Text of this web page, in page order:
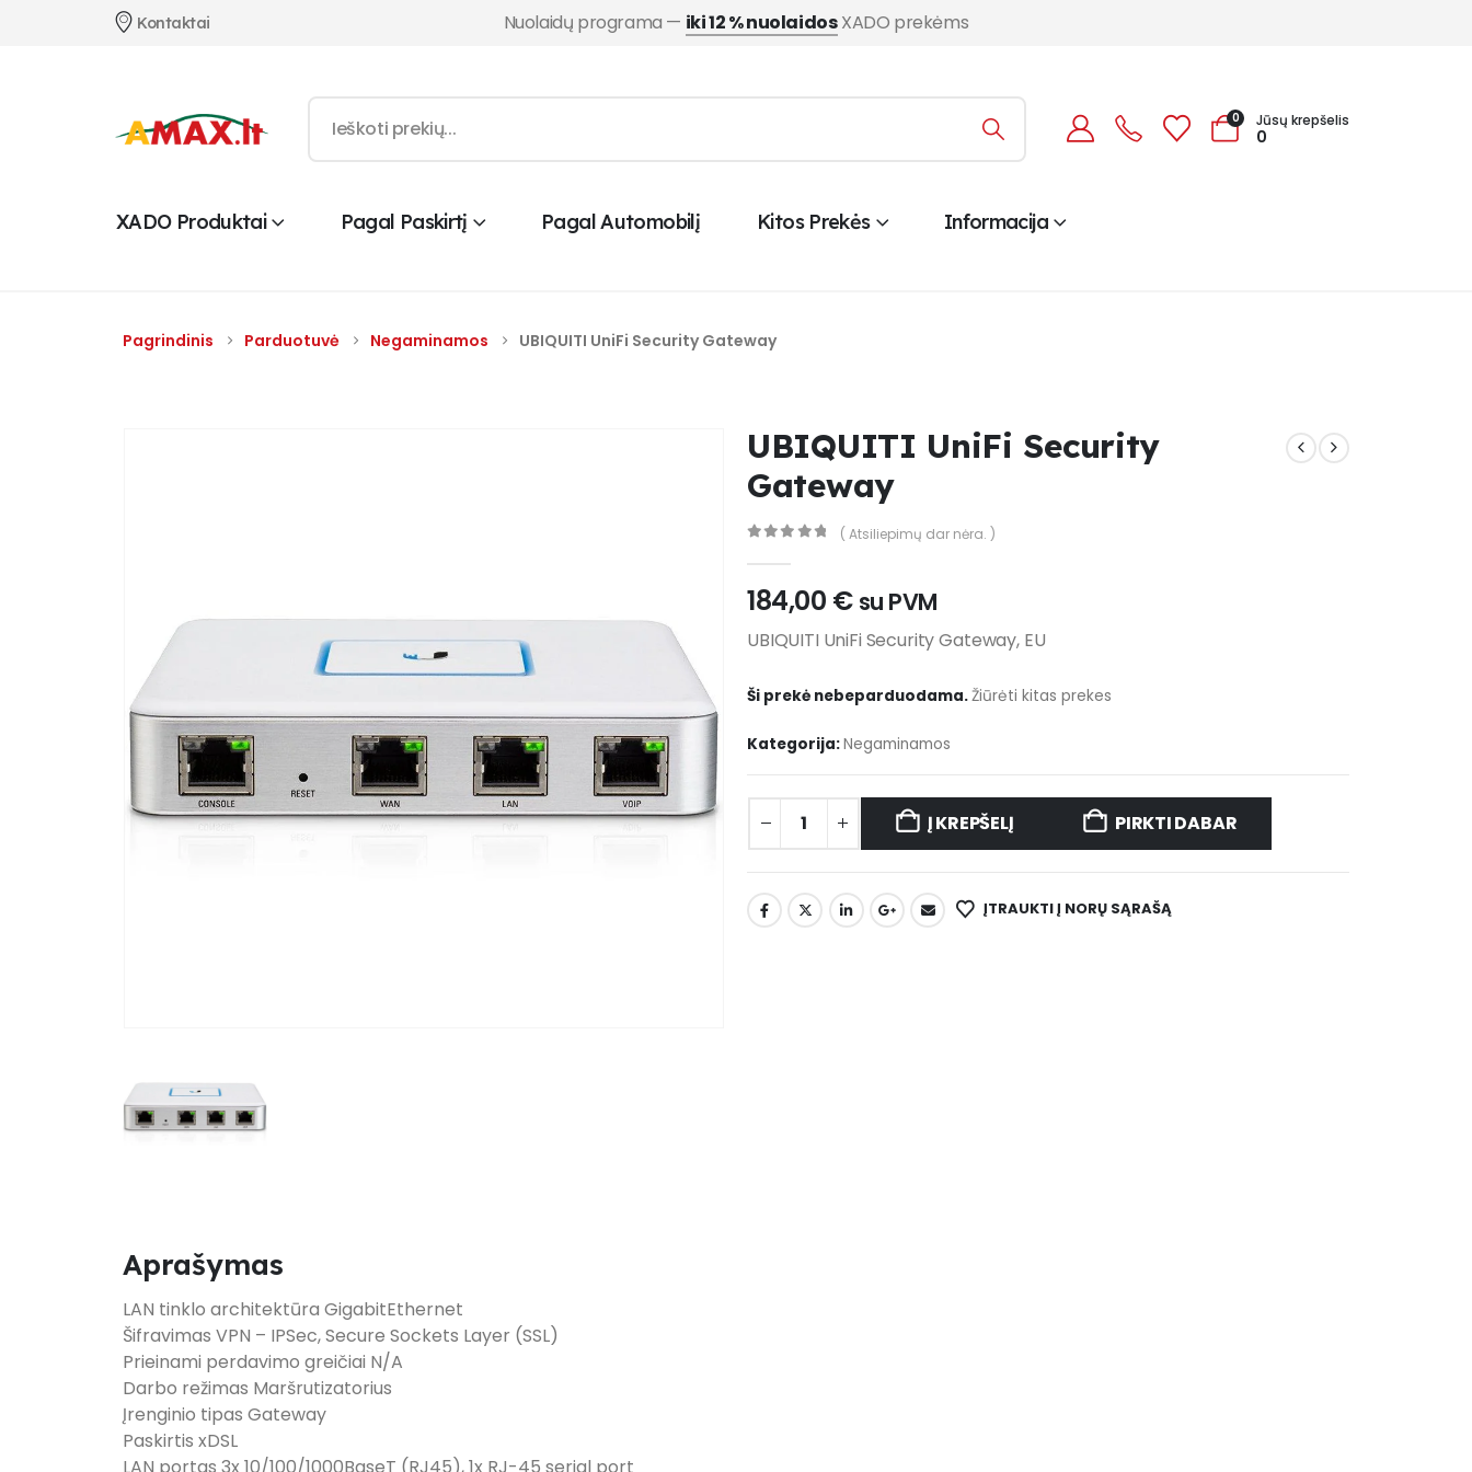
Kontaktai Nuolaidų programa — iki 12 % nuolaidosXADO prekėms
0 Jūsų krepšelis
0
XADO Produktai Pagal Paskirtį Pagal Automobilį Kitos Prekės Informacija
Pagrindinis Parduotuvė Negaminamos UBIQUITI UniFi Security Gateway
UBIQUITI UniFi Security
Gateway
( Atsiliepimų dar nėra. )
184,00 € su PVM
UBIQUITI UniFi Security Gateway, EU
Ši prekė nebeparduodama.Žiūrėti kitas prekes
Kategorija:Negaminamos
Į KREPŠELĮ PIRKTI DABAR
ĮTRAUKTI Į NORŲ SĄRAŠĄ
Aprašymas
LAN tinklo architektūra GigabitEthernet
Šifravimas VPN – IPSec, Secure Sockets Layer (SSL)
Prieinami perdavimo greičiai N/A
Darbo režimas Maršrutizatorius
Įrenginio tipas Gateway
Paskirtis xDSL
LAN portas 3x 10/100/1000BaseT (RJ45), 1x RJ-45 serial port